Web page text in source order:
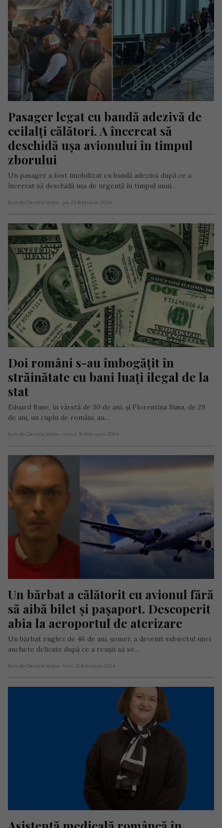
Pasager legat cu bandă adezivă de
ceilalți călători. A încercat să
deschidă ușa avionului în timpul
zborului
Un pasager a fost imobilizat cu bandă adezivă după ce a
încercat să deschidă ușa de urgență în timpul unui…
Scris de Daniela Stoica - joi, 22 februarie 2024
Doi români s-au îmbogățit în
străinătate cu bani luați ilegal de la
stat
Eduard Buse, în vârstă de 30 de ani, și Florentina Sima, de 29
de ani, un cuplu de români, au…
Scris de Daniela Stoica - vineri, 16 februarie 2024
Un bărbat a călătorit cu avionul fără
să aibă bilet și pașaport. Descoperit
abia la aeroportul de aterizare
Un bărbat englez de 46 de ani, șomer, a devenit subiectul unei
anchete delicate după ce a reușit să se…
Scris de Daniela Stoica - luni, 12 februarie 2024